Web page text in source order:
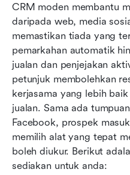
CRM moden membantu
daripada web, media
memastikan tiada yang
pemarkahan automatik
jualan dan penjejakan
petunjuk membolehkan
kerjasama yang lebih
jualan. Sama ada
Facebook, prospek
memilih alat yang tepat
boleh diukur. Berikut
sediakan untuk anda:
Cara memilih platform
sesuai
Kesimpulan
Soalan Lazim
Bacaan berkaitan